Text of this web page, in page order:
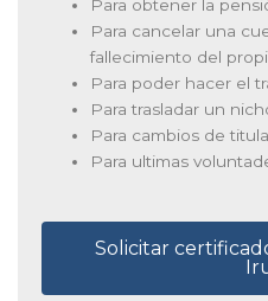
Para obtener la
Para cancelar una
fallecimiento del
Para poder hacer el
Para trasladar un
Para cambios de
Para ultimas
Solicitar